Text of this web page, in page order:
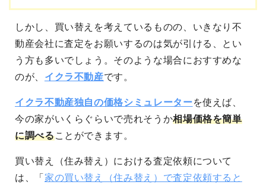
しかし、買い替えを考えているものの、いきなり不
動産会社に査定をお願いするのは気が引ける、とい
う方も多いでしょう。そのような場合におすすめな
のが、 イクラ不動産です。
イクラ不動産独自の価格シミュレーターを使えば、
今の家がいくらぐらいで売れそうか相場価格を簡単
に調べることができます。
買い替え（住み替え）における査定依頼について
は、「 家の買い替え（住み替え）で査定依頼すると